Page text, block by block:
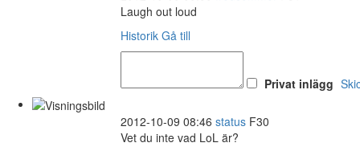
Laugh out loud
Historik Gå till
Privat inlägg
2012-10-09 08:46 status F30
Vet du inte vad LoL är?